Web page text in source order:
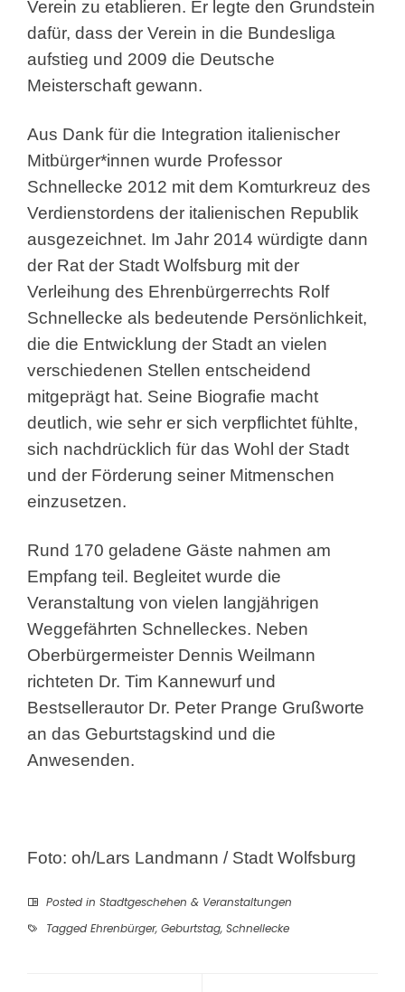
Verein zu etablieren. Er legte den Grundstein
dafür, dass der Verein in die Bundesliga
aufstieg und 2009 die Deutsche
Meisterschaft gewann.
Aus Dank für die Integration italienischer
Mitbürger*innen wurde Professor
Schnellecke 2012 mit dem Komturkreuz des
Verdienstordens der italienischen Republik
ausgezeichnet. Im Jahr 2014 würdigte dann
der Rat der Stadt Wolfsburg mit der
Verleihung des Ehrenbürgerrechts Rolf
Schnellecke als bedeutende Persönlichkeit,
die die Entwicklung der Stadt an vielen
verschiedenen Stellen entscheidend
mitgeprägt hat. Seine Biografie macht
deutlich, wie sehr er sich verpflichtet fühlte,
sich nachdrücklich für das Wohl der Stadt
und der Förderung seiner Mitmenschen
einzusetzen.
Rund 170 geladene Gäste nahmen am
Empfang teil. Begleitet wurde die
Veranstaltung von vielen langjährigen
Weggefährten Schnelleckes. Neben
Oberbürgermeister Dennis Weilmann
richteten Dr. Tim Kannewurf und
Bestsellerautor Dr. Peter Prange Grußworte
an das Geburtstagskind und die
Anwesenden.
Foto: oh/Lars Landmann / Stadt Wolfsburg
Posted in Stadtgeschehen & Veranstaltungen
Tagged Ehrenbürger, Geburtstag, Schnellecke